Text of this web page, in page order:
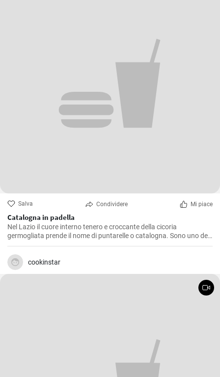
Salva Condividere Mi piace
Catalogna in padella
Nel Lazio il cuore interno tenero e croccante della cicoria
germogliata prende il nome di puntarelle o catalogna. Sono uno dei
maggiori piaceri della cucina romana in primavera. Prova la ricetta
per cucinare la catalogna in padella!
cookinstar